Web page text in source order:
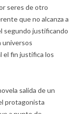
seres de otro
que no alcanza a
segundo justificando
universos
el fin justifica los
salida de un
protagonista